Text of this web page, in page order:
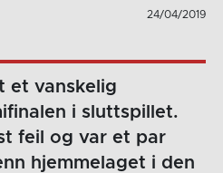
24/04/2019
et vanskelig
i sluttspillet.
feil og var et par
hjemmelaget i den